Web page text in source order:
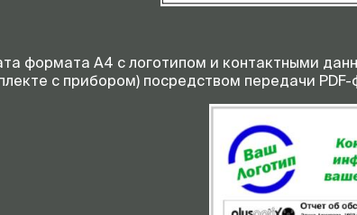
формата А4 с логотипом и контактными
с прибором) посредством передачи